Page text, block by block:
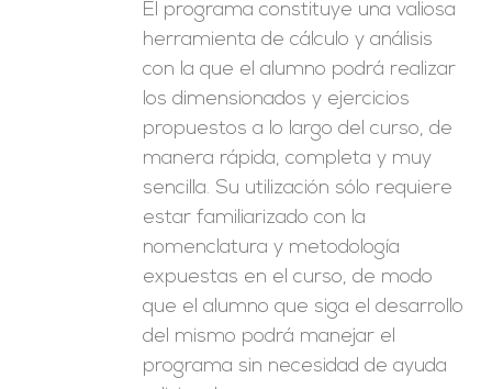
El programa constituye una valiosa
herramienta de cálculo y análisis
con la que el alumno podrá realizar
los dimensionados y ejercicios
propuestos a lo largo del curso, de
manera rápida, completa y muy
sencilla. Su utilización sólo requiere
estar familiarizado con la
nomenclatura y metodología
expuestas en el curso, de modo
que el alumno que siga el desarrollo
del mismo podrá manejar el
programa sin necesidad de ayuda